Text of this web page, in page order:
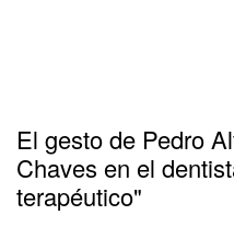
El gesto de Pedro
Chaves en el
terapéutico"